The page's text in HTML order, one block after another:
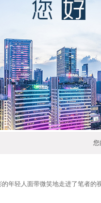
您
年轻人面带微笑地走进了笔者的